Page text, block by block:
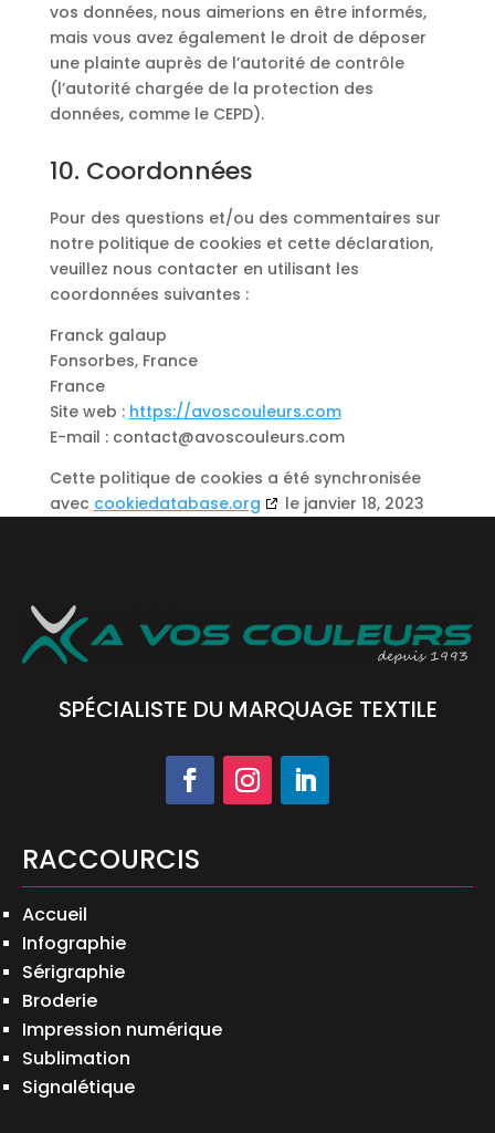
vos données, nous aimerions en être informés,
mais vous avez également le droit de déposer
une plainte auprès de l’autorité de contrôle
(l’autorité chargée de la protection des
données, comme le CEPD).
10. Coordonnées
Pour des questions et/ou des commentaires sur
notre politique de cookies et cette déclaration,
veuillez nous contacter en utilisant les
coordonnées suivantes :
Franck galaup
Fonsorbes, France
France
Site web : https://avoscouleurs.com
E-mail : moc.srueluocsova@tcatnoc
Cette politique de cookies a été synchronisée
avec cookiedatabase.org le janvier 18, 2023
SPÉCIALISTE DU MARQUAGE TEXTILE
RACCOURCIS
Accueil
Infographie
Sérigraphie
Broderie
Impression numérique
Sublimation
Signalétique